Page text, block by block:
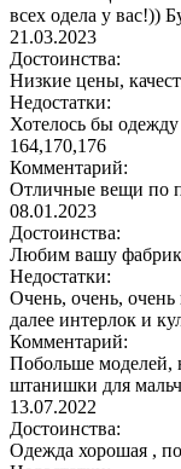
всех одела у вас!))
21.03.2023
Достоинства:
Низкие цены,
Недостатки:
Хотелось бы одежду
164,170,176
Комментарий:
Отличные вещи по
08.01.2023
Достоинства:
Любим вашу
Недостатки:
Очень, очень,
далее интерлок и
Комментарий:
Побольше моделей,
штанишки для
13.07.2022
Достоинства:
Одежда хорошая ,